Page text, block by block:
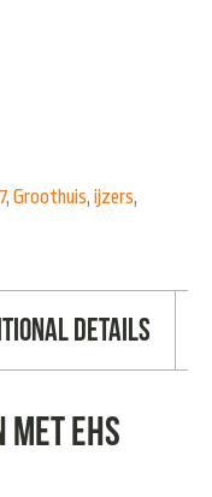
, Groothuis, ijzers,
Details
EHS